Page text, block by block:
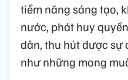
tiềm năng sáng tạo,
nước, phát huy
dân, thu hút được sự
như những mong